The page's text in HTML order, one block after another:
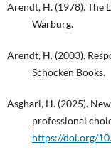
Arendt, H. (1978). The
Warburg.
Arendt, H. (2003).
Schocken Books.
Asghari, H. (2025).
professional
https://doi.org/